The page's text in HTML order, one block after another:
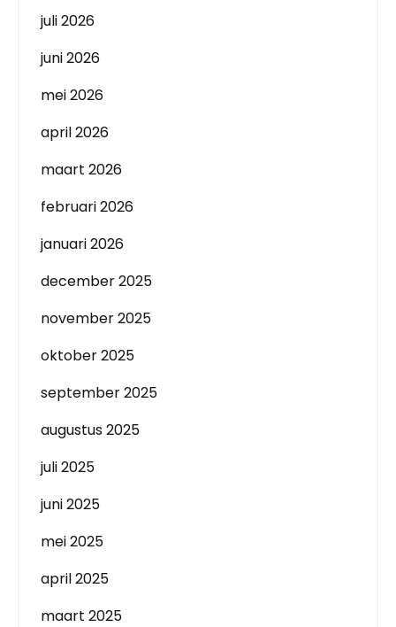
juli 2026
juni 2026
mei 2026
april 2026
maart 2026
februari 2026
januari 2026
december 2025
november 2025
oktober 2025
september 2025
augustus 2025
juli 2025
juni 2025
mei 2025
april 2025
maart 2025